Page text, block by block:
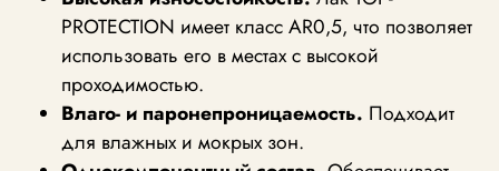
PROTECTION имеет класс AR0,5, что позволяет
использовать его в местах с высокой
проходимостью.
Влаго- и паронепроницаемость. Подходит
для влажных и мокрых зон.